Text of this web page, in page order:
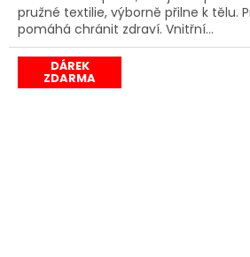
pružné textilie, výborně přilne k tělu.
pomáhá chránit zdraví. Vnitřní...
DÁREK
ZDARMA